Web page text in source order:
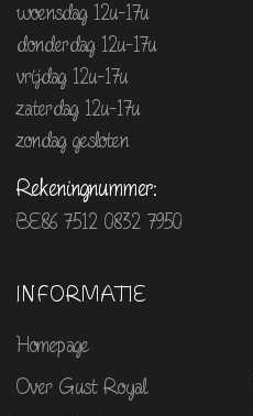
woensdag 12u-17u
donderdag 12u-17u
vrijdag 12u-17u
zaterdag 12u-17u
zondag gesloten
Rekeningnummer:
BE86 7512 0832 7950
INFORMATIE
Homepage
Over Gust Royal